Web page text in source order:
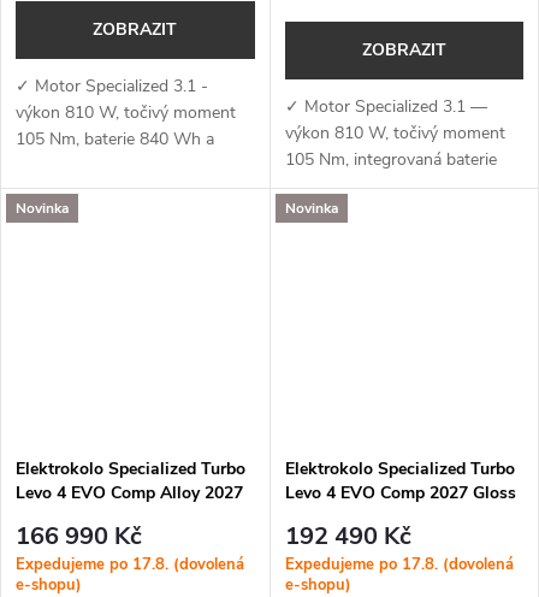
ZOBRAZIT
✓ Motor Specialized 3.1 -
výkon 810 W, točivý moment
105 Nm, baterie 840 Wh a
(MicroTune, OTA aktualizace,
Bluetooth, ANT+, Apple Find
ZOBRAZIT
✓ Motor Specialized 3.1 —
výkon 810 W, točivý moment
105 Nm, integrovaná baterie
840 Wh a podpora aplikace
Specialized (MicroTune, OTA
Novinka
Elektrokolo Specialized Turbo
Levo 4 EVO Comp Alloy 2027
Bordeaux Metallic
166 990 Kč
Expedujeme po 17.8. (dovolená
e-shopu)
Novinka
Elektrokolo Specialized Turbo
Levo 4 EVO Comp 2027 Gloss
192 490 Kč
Expedujeme po 17.8. (dovolená
e-shopu)